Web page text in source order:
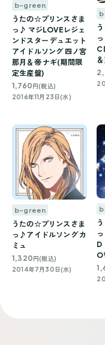
b-green
うたの☆プリンスさま
っ♪ マジLOVEレジェ
ンドスター デュエット
アイドルソング 四ノ宮
那月＆帝 ナギ(期間限
定生産盤)
1,760円(税込)
2016年11月23日(水)
b-green
うたの☆プリンスさま
っ♪アイドルソング カ
ミュ
1,320円(税込)
2014年7月30日(水)
D